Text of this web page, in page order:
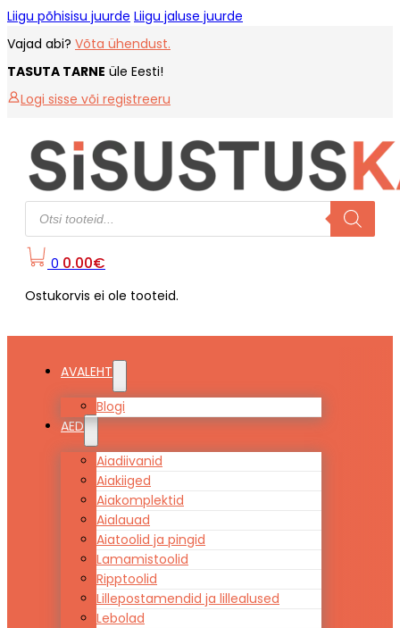
Liigu põhisisu juurde Liigu jaluse juurde
Vajad abi? Võta ühendust.
TASUTA TARNE üle Eesti!
Logi sisse või registreeru
Products
search
0 0.00€
Ostukorvis ei ole tooteid.
AVALEHT
Blogi
AED
Aiadiivanid
Aiakiiged
Aiakomplektid
Aialauad
Aiatoolid ja pingid
Lamamistoolid
Ripptoolid
Lillepostamendid ja lillealused
Lebolad